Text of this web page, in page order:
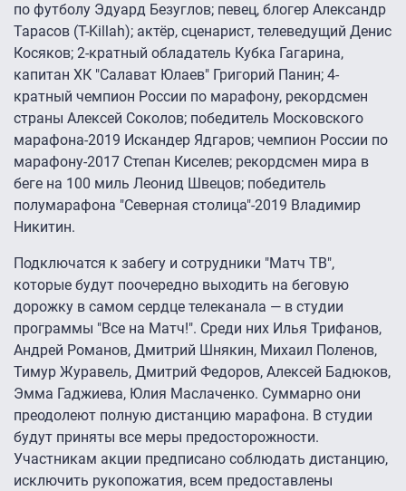
по футболу Эдуард Безуглов; певец, блогер Александр
Тарасов (T-Killah); актёр, сценарист, телеведущий Денис
Косяков; 2-кратный обладатель Кубка Гагарина,
капитан ХК "Салават Юлаев" Григорий Панин; 4-
кратный чемпион России по марафону, рекордсмен
страны Алексей Соколов; победитель Московского
марафона-2019 Искандер Ядгаров; чемпион России по
марафону-2017 Степан Киселев; рекордсмен мира в
беге на 100 миль Леонид Швецов; победитель
полумарафона "Северная столица"-2019 Владимир
Никитин.
Подключатся к забегу и сотрудники "Матч ТВ",
которые будут поочередно выходить на беговую
дорожку в самом сердце телеканала — в студии
программы "Все на Матч!". Среди них Илья Трифанов,
Андрей Романов, Дмитрий Шнякин, Михаил Поленов,
Тимур Журавель, Дмитрий Федоров, Алексей Бадюков,
Эмма Гаджиева, Юлия Маслаченко. Суммарно они
преодолеют полную дистанцию марафона. В студии
будут приняты все меры предосторожности.
Участникам акции предписано соблюдать дистанцию,
исключить рукопожатия, всем предоставлены